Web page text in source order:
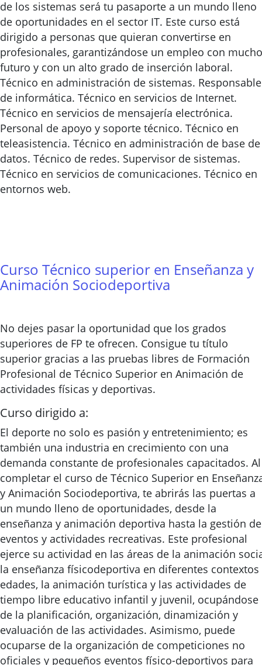
de los sistemas será tu pasaporte a un mundo lleno
de oportunidades en el sector IT. Este curso está
dirigido a personas que quieran convertirse en
profesionales, garantizándose un empleo con mucho
futuro y con un alto grado de inserción laboral.
Técnico en administración de sistemas. Responsable
de informática. Técnico en servicios de Internet.
Técnico en servicios de mensajería electrónica.
Personal de apoyo y soporte técnico. Técnico en
teleasistencia. Técnico en administración de base de
datos. Técnico de redes. Supervisor de sistemas.
Técnico en servicios de comunicaciones. Técnico en
entornos web.
Curso Técnico superior en Enseñanza y
Animación Sociodeportiva
No dejes pasar la oportunidad que los grados
superiores de FP te ofrecen. Consigue tu título
superior gracias a las pruebas libres de Formación
Profesional de Técnico Superior en Animación de
actividades físicas y deportivas.
Curso dirigido a:
El deporte no solo es pasión y entretenimiento; es
también una industria en crecimiento con una
demanda constante de profesionales capacitados. Al
completar el curso de Técnico Superior en
y Animación Sociodeportiva, te abrirás las puertas a
un mundo lleno de oportunidades, desde la
enseñanza y animación deportiva hasta la gestión de
eventos y actividades recreativas. Este profesional
ejerce su actividad en las áreas de la animación
la enseñanza físicodeportiva en diferentes contextos
edades, la animación turística y las actividades de
tiempo libre educativo infantil y juvenil, ocupándose
de la planificación, organización, dinamización y
evaluación de las actividades. Asimismo, puede
ocuparse de la organización de competiciones no
oficiales y pequeños eventos físico-deportivos para